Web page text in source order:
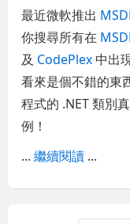
最近微軟推出
你搜尋所有在
及 CodePlex 中出
看來是個不錯的東
程式的 .NET 類別
例！
...繼續閱讀 ...